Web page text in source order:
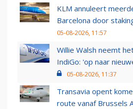
KLM annuleert
Barcelona door
05-08-2026, 11:57
Willie Walsh neemt
IndiGo: 'op naar
05-08-2026, 11:37
Transavia opent
route vanaf Brussels